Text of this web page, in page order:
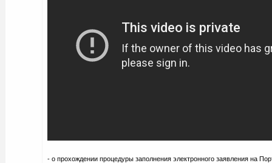
- о прохождении процедуры заполнения электронного заявления на